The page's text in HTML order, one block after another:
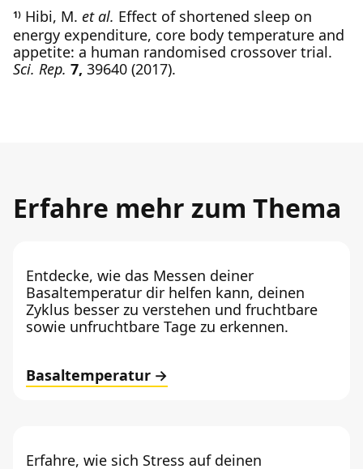
1) Hibi, M. et al. Effect of shortened sleep on
energy expenditure, core body temperature and
appetite: a human randomised crossover trial.
Sci. Rep. 7, 39640 (2017).
Erfahre mehr zum Thema
Entdecke, wie das Messen deiner
Basaltemperatur dir helfen kann, deinen
Zyklus besser zu verstehen und fruchtbare
sowie unfruchtbare Tage zu erkennen.
Basaltemperatur
Erfahre, wie sich Stress auf deinen